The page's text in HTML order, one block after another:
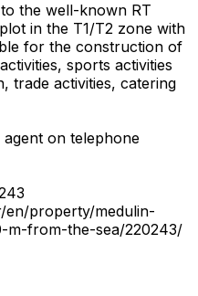
the well-known RT
in the T1/T2 zone with
for the construction of
sports activities
trade activities, catering
on telephone
en/property/medulin-
m-from-the-sea/220243/